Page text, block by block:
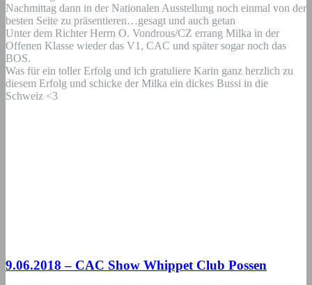
Nachmittag dann in der Nationalen Ausstellung noch einmal von der
besten Seite zu präsentieren…gesagt und auch getan
Unter dem Richter Herrn O. Vondrous/CZ errang Milka in der
Offenen Klasse wieder das V1, CAC und später sogar noch das
BOS.
Was für ein toller Erfolg und ich gratuliere Karin ganz herzlich zu
diesem Erfolg und schicke der Milka ein dickes Bussi in die
Schweiz <3
9.06.2018 – CAC Show Whippet Club Possen